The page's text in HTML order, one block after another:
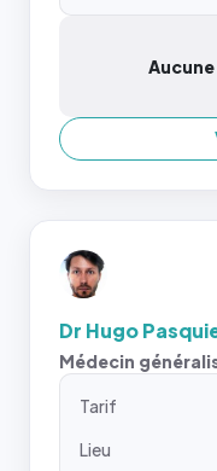
Dr Hugo
Médecin
Tarif
Lieu